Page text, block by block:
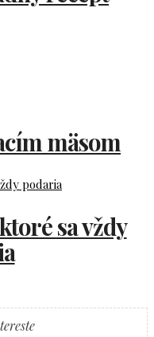
mäsom
sa vždy